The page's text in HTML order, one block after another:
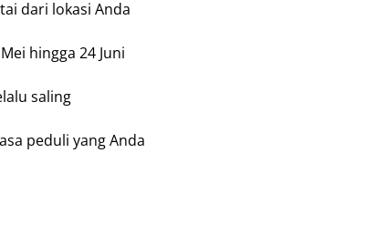
dari lokasi Anda
hingga 24 Juni
saling
peduli yang Anda